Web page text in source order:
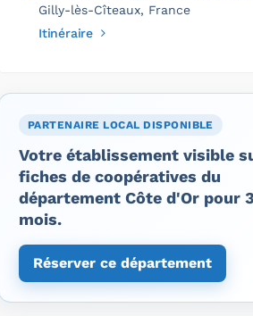
Gilly-lès-Cîteaux, France
Itinéraire
PARTENAIRE LOCAL DISPONIBLE
Votre établissement visible
fiches de coopératives du
département Côte d'Or pour
mois.
Réserver ce département